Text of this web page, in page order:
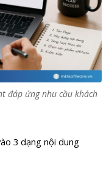
đáp ứng nhu cầu khách
3 dạng nội dung